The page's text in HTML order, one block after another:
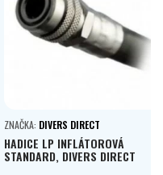
ZNAČKA: DIVERS DIRECT
HADICE LP INFLÁTOROVÁ
STANDARD, DIVERS DIRECT